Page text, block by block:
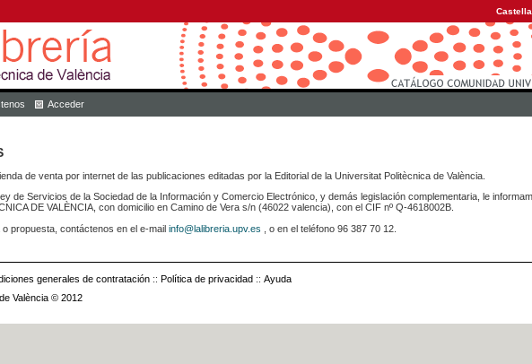
Acceder
de venta por internet de las publicaciones editadas por la Editorial de la Universitat Politècnica de València.
de Servicios de la Sociedad de la Información y Comercio Electrónico, y demás legislación complementaria, le
DE VALÈNCIA, con domicilio en Camino de Vera s/n (46022 valencia), con el CIF nº Q-4618002B.
propuesta, contáctenos en el e-mail info@lalibreria.upv.es , o en el teléfono 96 387 70 12.
generales de contratación :: Política de privacidad :: Ayuda
València © 2012